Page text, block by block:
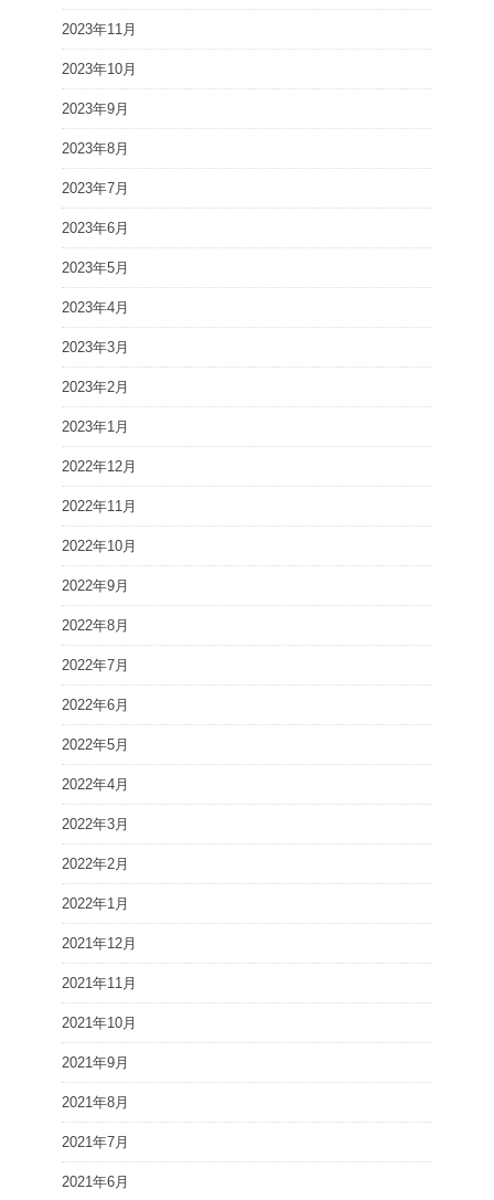
2023年11月
2023年10月
2023年9月
2023年8月
2023年7月
2023年6月
2023年5月
2023年4月
2023年3月
2023年2月
2023年1月
2022年12月
2022年11月
2022年10月
2022年9月
2022年8月
2022年7月
2022年6月
2022年5月
2022年4月
2022年3月
2022年2月
2022年1月
2021年12月
2021年11月
2021年10月
2021年9月
2021年8月
2021年7月
2021年6月